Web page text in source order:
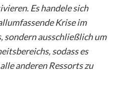
Es handele sich
Krise im
sondern ausschließlich um
sodass es
anderen Ressorts zu